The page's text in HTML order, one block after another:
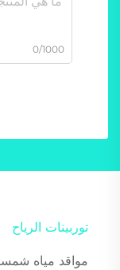
0/1000
توربينات الرياح
مواقد مياه